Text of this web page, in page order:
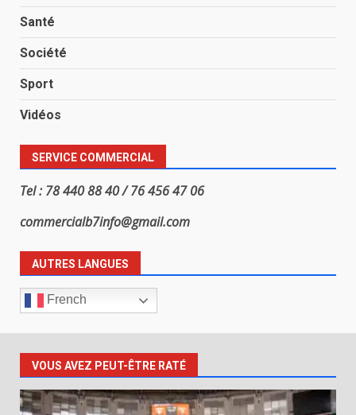
Santé
Société
Sport
Vidéos
SERVICE COMMERCIAL
Tel : 78 440 88 40 / 76 456 47 06
commercialb7info@gmail.com
AUTRES LANGUES
French
VOUS AVEZ PEUT-ÊTRE RATÉ